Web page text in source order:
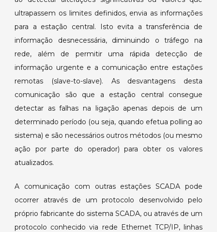
ultrapassem os limites definidos, envia as informações
para a estação central. Isto evita a transferência de
informação desnecessária, diminuindo o tráfego na
rede, além de permitir uma rápida detecção de
informação urgente e a comunicação entre estações
remotas (slave-to-slave). As desvantagens desta
comunicação são que a estação central consegue
detectar as falhas na ligação apenas depois de um
determinado período (ou seja, quando efetua polling ao
sistema) e são necessários outros métodos (ou mesmo
ação por parte do operador) para obter os valores
atualizados.
A comunicação com outras estações SCADA pode
ocorrer através de um protocolo desenvolvido pelo
próprio fabricante do sistema SCADA, ou através de um
protocolo conhecido via rede Ethernet TCP/IP, linhas